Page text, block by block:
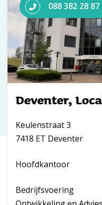
088 382 28 87
Deventer,
Keulenstraat 3
7418 ET Deventer
Hoofdkantoor
Bedrijfsvoering